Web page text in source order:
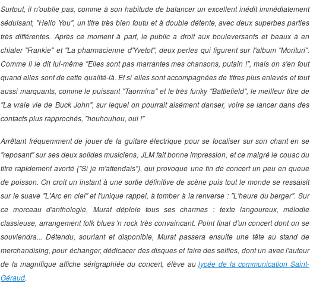
Surtout, il n'oublie pas, comme à son habitude de balancer un excellent inédit immédiatement
séduisant, "Hello You", un titre très bien foutu et à double détente, avec deux superbes parties
très différentes. Après ce moment à part, le public a droit aux bouleversants et beaux à en
chialer "Frankie" et "La pharmacienne d'Yvetot", deux perles qui figurent sur l'album "Morituri".
Comme il le dit lui-même "Elles sont pas marrantes mes chansons, putain !", mais on s'en fout
quand elles sont de cette qualité-là. Et si elles sont accompagnées de titres plus enlevés et tout
aussi marquants, comme le puissant "Taormina" et le très funky "Battlefield", le meilleur titre de
"La vraie vie de Buck John", sur lequel on pourrait aisément danser, voire se lancer dans des
contacts plus rapprochés, "houhouhou, oui !"
Arrêtant fréquemment de jouer de la guitare électrique pour se focaliser sur son chant en se
"reposant" sur ses deux solides musiciens, JLM fait bonne impression, et ce malgré le couac du
titre rapidement avorté ("Si je m'attendais"), qui provoque une fin de concert un peu en queue
de poisson. On croit un instant à une sortie définitive de scène puis tout le monde se ressaisit
sur le suave "L'Arc en ciel" et l'unique rappel, à tomber à la renverse : "L'heure du berger". Sur
ce morceau d'anthologie, Murat déploie tous ses charmes : texte langoureux, mélodie
classieuse, arrangement folk blues 'n rock très convaincant. Point final d'un concert dont on se
souviendra... Détendu, souriant et disponible, Murat passera ensuite une tête au stand de
merchandising, pour échanger, dédicacer des disques et faire des selfies, dont un avec l'auteur
de la magnifique affiche sérigraphiée du concert, élève aulycée de la communication Saint-
Géraud.